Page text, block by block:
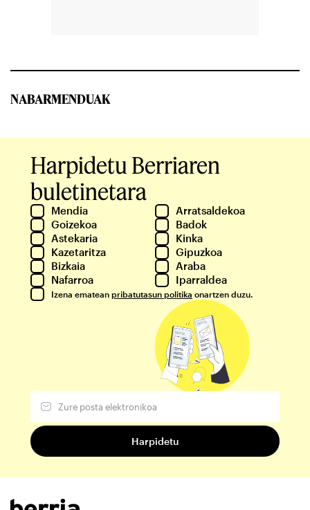
NABARMENDUAK
Harpidetu Berriaren
buletinetara
Mendia
Arratsaldekoa
Goizekoa
Badok
Astekaria
Kinka
Kazetaritza
Gipuzkoa
Bizkaia
Araba
Nafarroa
Iparraldea
Izena ematean pribatutasun politika onartzen duzu.